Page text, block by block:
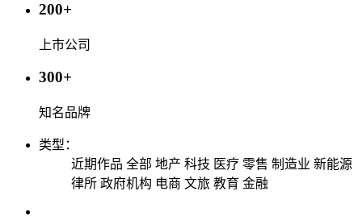
200+
上市公司
300+
知名品牌
类型：
近期作品 全部 地产 科技 医疗 零售 制造业 新能源
律所 政府机构 电商 文旅 教育 金融